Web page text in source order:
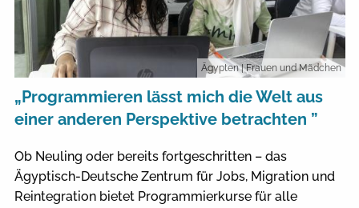
Ägypten| Frauen und Mädchen
„Programmieren lässt mich die Welt aus
einer anderen Perspektive betrachten ”
Ob Neuling oder bereits fortgeschritten – das
Ägyptisch-Deutsche Zentrum für Jobs, Migration und
Reintegration bietet Programmierkurse für alle